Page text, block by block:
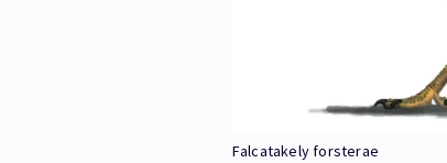
Falcatakely forsterae